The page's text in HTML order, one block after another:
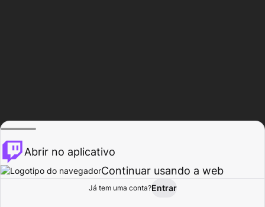
Procurar Atividade
Abrir no aplicativo
Continuar usando a web
Já tem uma conta?Entrar